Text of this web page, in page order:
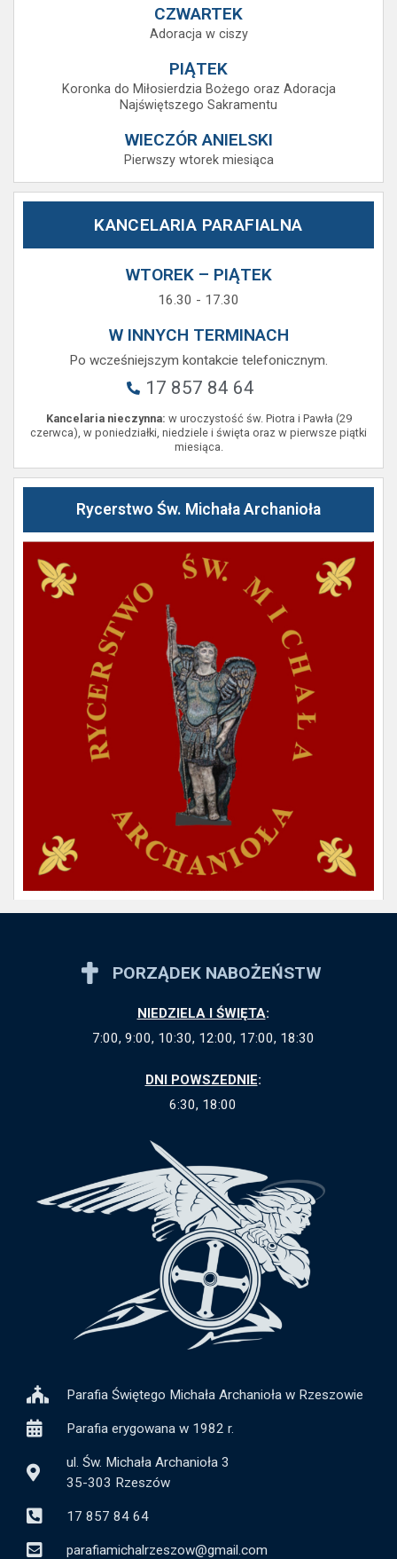
CZWARTEK
Adoracja w ciszy
PIĄTEK
Koronka do Miłosierdzia Bożego oraz Adoracja
Najświętszego Sakramentu
WIECZÓR ANIELSKI
Pierwszy wtorek miesiąca
KANCELARIA PARAFIALNA
WTOREK – PIĄTEK
16.30 - 17.30
W INNYCH TERMINACH
Po wcześniejszym kontakcie telefonicznym.
17 857 84 64
Kancelaria nieczynna: w uroczystość św. Piotra i Pawła (29
czerwca), w poniedziałki, niedziele i święta oraz w pierwsze piątki
miesiąca.
Rycerstwo Św. Michała Archanioła
Parafia Świętego Michała Archanioła w Rzeszowie
Parafia erygowana w 1982 r.
ul. Św. Michała Archanioła 3
35-303 Rzeszów
17 857 84 64
parafiamichalrzeszow@gmail.com
PORZĄDEK NABOŻEŃSTW
NIEDZIELA I ŚWIĘTA:
7:00, 9:00, 10:30, 12:00, 17:00, 18:30
DNI POWSZEDNIE:
6:30, 18:00